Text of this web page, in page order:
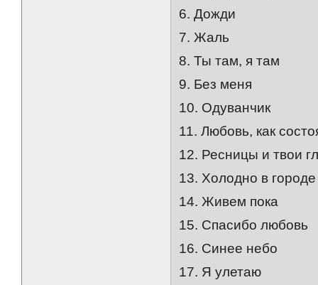
6. Дожди
7. Жаль
8. Ты там, я там
9. Без меня
10. Одуванчик
11. Любовь, как
12. Ресницы и твои
13. Холодно в городе
14. Живем пока
15. Спасибо любовь
16. Синее небо
17. Я улетаю